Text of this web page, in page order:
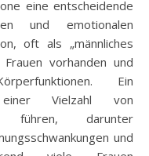
eine entscheidende
und emotionalen
oft als „männliches
vorhanden und
Ein
Vielzahl von
führen, darunter
und